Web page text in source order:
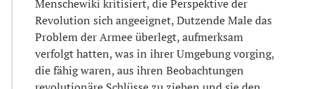
Menschewiki kritisiert, die Perspektive der
Revolution sich angeeignet, Dutzende Male das
Problem der Armee überlegt, aufmerksam
verfolgt hatten, was in ihrer Umgebung vorging,
die fähig waren, aus ihren Beobachtungen